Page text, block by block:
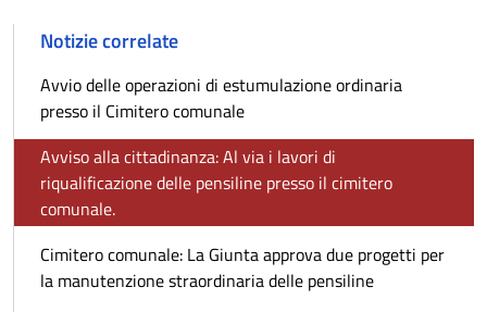
Notizie correlate
Avvio delle operazioni di estumulazione ordinaria
presso il Cimitero comunale
Avviso alla cittadinanza: Al via i lavori di
riqualificazione delle pensiline presso il cimitero
comunale.
Cimitero comunale: La Giunta approva due progetti per
la manutenzione straordinaria delle pensiline